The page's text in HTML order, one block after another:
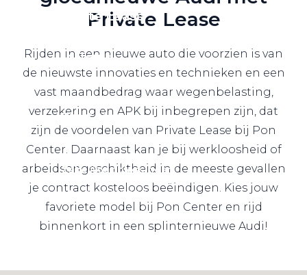
Private Lease
Terug
Direct naar
Zakelijke oplossingen
Lease aanbod
Leasevormen
Private Lease
Rijden in een nieuwe auto die voorzien is van
de nieuwste innovaties en technieken en een
vast maandbedrag waar wegenbelasting,
verzekering en APK bij inbegrepen zijn, dat
zijn de voordelen van Private Lease bij Pon
Center. Daarnaast kan je bij werkloosheid of
arbeidsongeschiktheid in de meeste gevallen
je contract kosteloos beëindigen. Kies jouw
favoriete model bij Pon Center en rijd
binnenkort in een splinternieuwe Audi!